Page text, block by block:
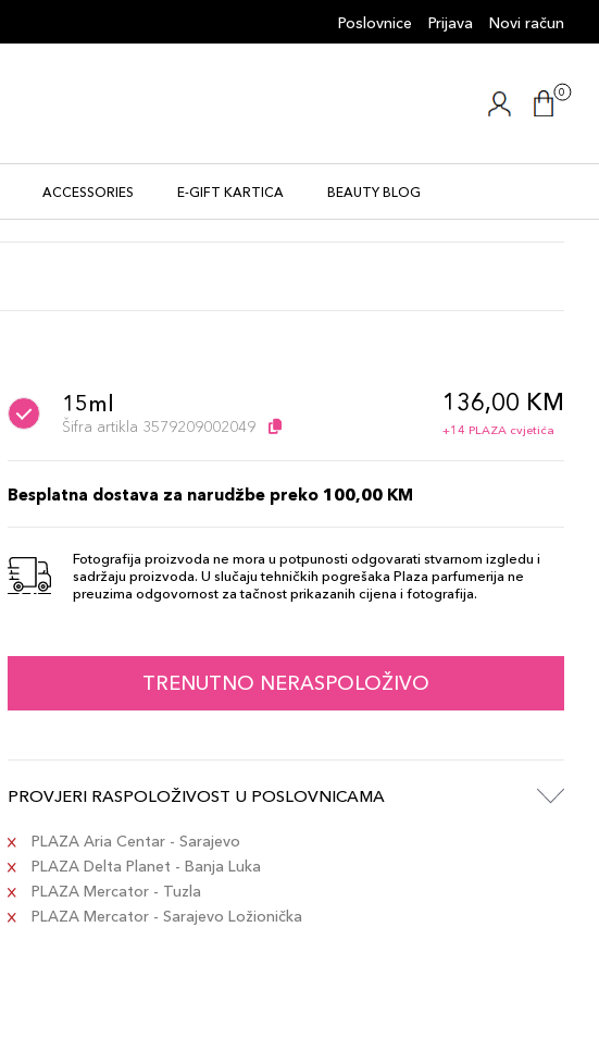
Poslovnice Prijava Novi račun
0
ACCESSORIES E-GIFT KARTICA BEAUTY BLOG
15ml
Šifra artikla 3579209002049
136,00 KM
+14 PLAZA cvjetića
Besplatna dostava za narudžbe preko 100,00 KM
Fotografija proizvoda ne mora u potpunosti odgovarati stvarnom izgledu i
sadržaju proizvoda. U slučaju tehničkih pogrešaka Plaza parfumerija ne
preuzima odgovornost za tačnost prikazanih cijena i fotografija.
TRENUTNO NERASPOLOŽIVO
PROVJERI RASPOLOŽIVOST U POSLOVNICAMA
PLAZA Aria Centar - Sarajevo
PLAZA Delta Planet - Banja Luka
PLAZA Mercator - Tuzla
PLAZA Mercator - Sarajevo Ložionička